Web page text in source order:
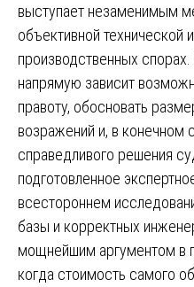
выступает незаменимым
объективной технической
производственных
напрямую зависит
правоту, обосновать
возражений и, в конечном
справедливого решения
подготовленное
всестороннем
базы и корректных
мощнейшим аргументом в
когда стоимость самого